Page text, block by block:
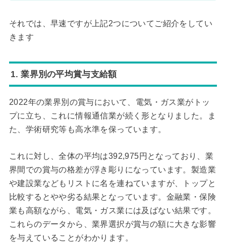
それでは、早速ですが上記2つについてご紹介をしてい
きます
1. 業界別の平均賞与支給額
2022年の業界別の賞与において、電気・ガス業がトッ
プに立ち、これに情報通信業が続く形となりました。ま
た、学術研究等も高水準を保っています。
これに対し、全体の平均は392,975円となっており、業
界間での賞与の格差が浮き彫りになっています。製造業
や建設業などもリストに名を連ねていますが、トップと
比較するとやや劣る結果となっています。金融業・保険
業も高額ながら、電気・ガス業には及ばない結果です。
これらのデータから、業界選択が賞与の額に大きな影響
を与えていることがわかります。